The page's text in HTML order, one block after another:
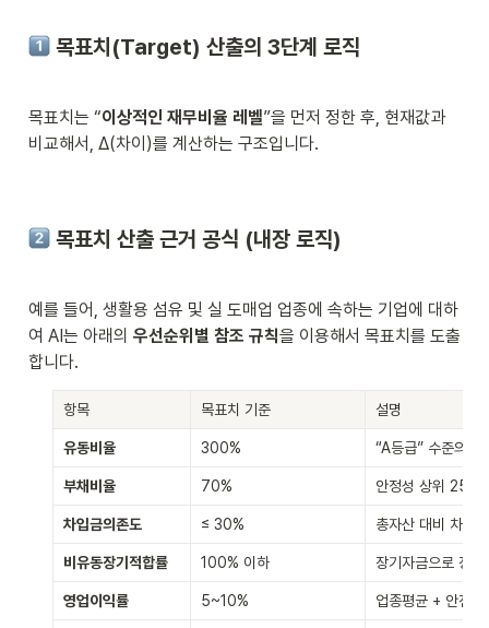
목표치(Target) 산출의 3단계 로직
목표치는 “이상적인 재무비율 레벨”을 먼저 정한 후, 현재값과
비교해서, Δ(차이)를 계산하는 구조입니다.
목표치 산출 근거 공식 (내장 로직)
예를 들어, 생활용 섬유 및 실 도매업 업종에 속하는 기업에 대하
여 AI는 아래의 우선순위별 참조 규칙을 이용해서 목표치를 도출
합니다.
항목 목표치 기준 설명
유동비율 300% “A등급” 수준의
부채비율 70% 안정성 상위 25%
차입금의존도 ≤ 30% 총자산 대비 차입
비유동장기적합률 100% 이하 장기자금으로 장
영업이익률 5~10% 업종평균 + 안전마